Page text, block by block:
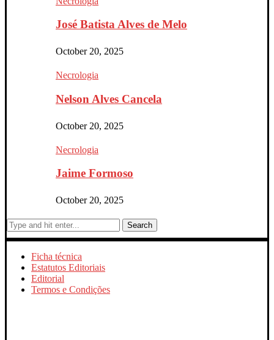
José Batista Alves de Melo
October 20, 2025
Necrologia
Nelson Alves Cancela
October 20, 2025
Necrologia
Jaime Formoso
October 20, 2025
Search
Ficha técnica
Estatutos Editoriais
Editorial
Termos e Condições